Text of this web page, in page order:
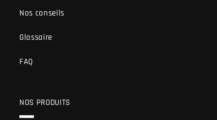
Nos conseils
Glossaire
FAQ
NOS PRODUITS